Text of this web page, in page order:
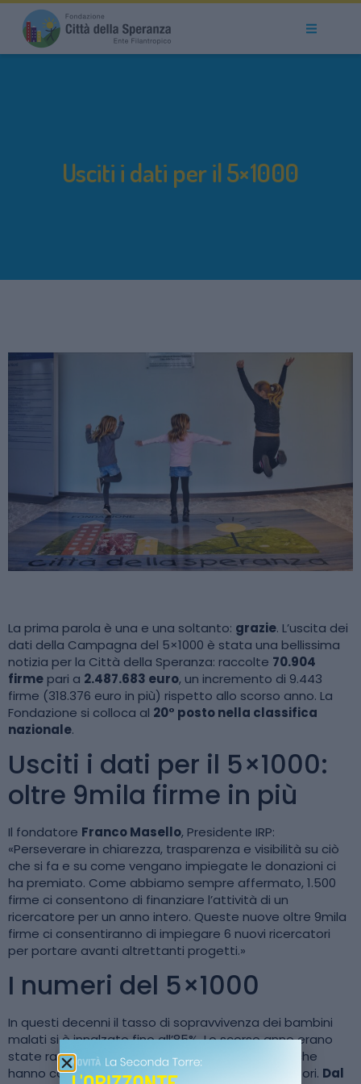
Usciti i dati per il 5×1000
La prima parola è una e una soltanto: grazie. L’uscita dei
dati della Campagna del 5×1000 è stata una bellissima
notizia per la Città della Speranza: raccolte 70.904
firme pari a 2.487.683 euro, un incremento di 9.443
firme (318.376 euro in più) rispetto allo scorso anno. La
Fondazione si colloca al 20° posto nella classifica
nazionale.
Usciti i dati per il 5×1000:
oltre 9mila firme in più
Il fondatore Franco Masello, Presidente IRP:
«Perseverare in chiarezza, trasparenza e visibilità su ciò
che si fa e su come vengano impiegate le donazioni ci
ha premiato. Come abbiamo sempre affermato, 1.500
firme ci consentono di finanziare l’attività di un
ricercatore per un anno intero. Queste nuove oltre 9mila
firme ci consentiranno di impiegare 6 nuovi ricercatori
per portare avanti altrettanti progetti.»
I numeri del 5×1000
In questi decenni il tasso di sopravvivenza dei bambini
malati si è innalzato fino all’85%. Lo scorso anno erano
state raccolte 61.461 firme pari a 2.169.307 euro, che
hanno consentito di far lavorare circa 40 ricercatori. Dal